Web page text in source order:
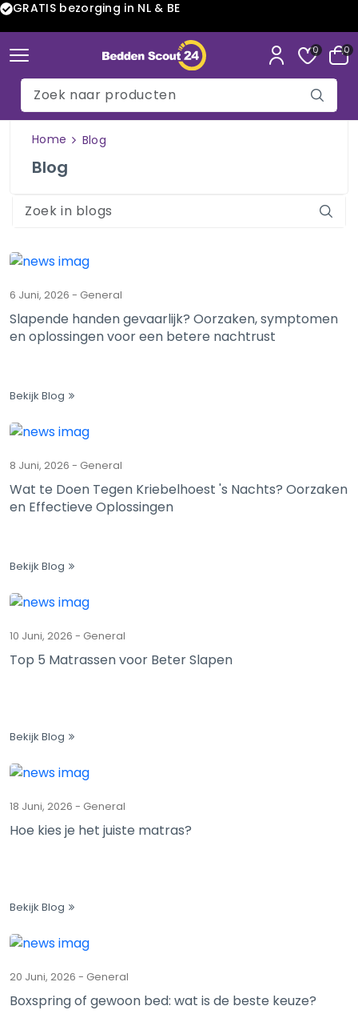
GRATIS bezorging in NL & BE
0 0
Home Blog
Blog
6 Juni, 2026 - General
Slapende handen gevaarlijk? Oorzaken, symptomen
en oplossingen voor een betere nachtrust
Bekijk Blog
8 Juni, 2026 - General
Wat te Doen Tegen Kriebelhoest 's Nachts? Oorzaken
en Effectieve Oplossingen
Bekijk Blog
10 Juni, 2026 - General
Top 5 Matrassen voor Beter Slapen
Bekijk Blog
18 Juni, 2026 - General
Hoe kies je het juiste matras?
Bekijk Blog
20 Juni, 2026 - General
Boxspring of gewoon bed: wat is de beste keuze?